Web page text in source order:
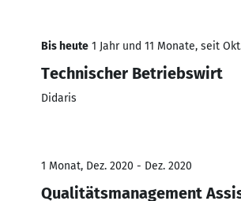
Bis heute 1 Jahr und 11 Monate, seit
Technischer Betriebswirt
Didaris
1 Monat, Dez. 2020 - Dez. 2020
Qualitätsmanagement